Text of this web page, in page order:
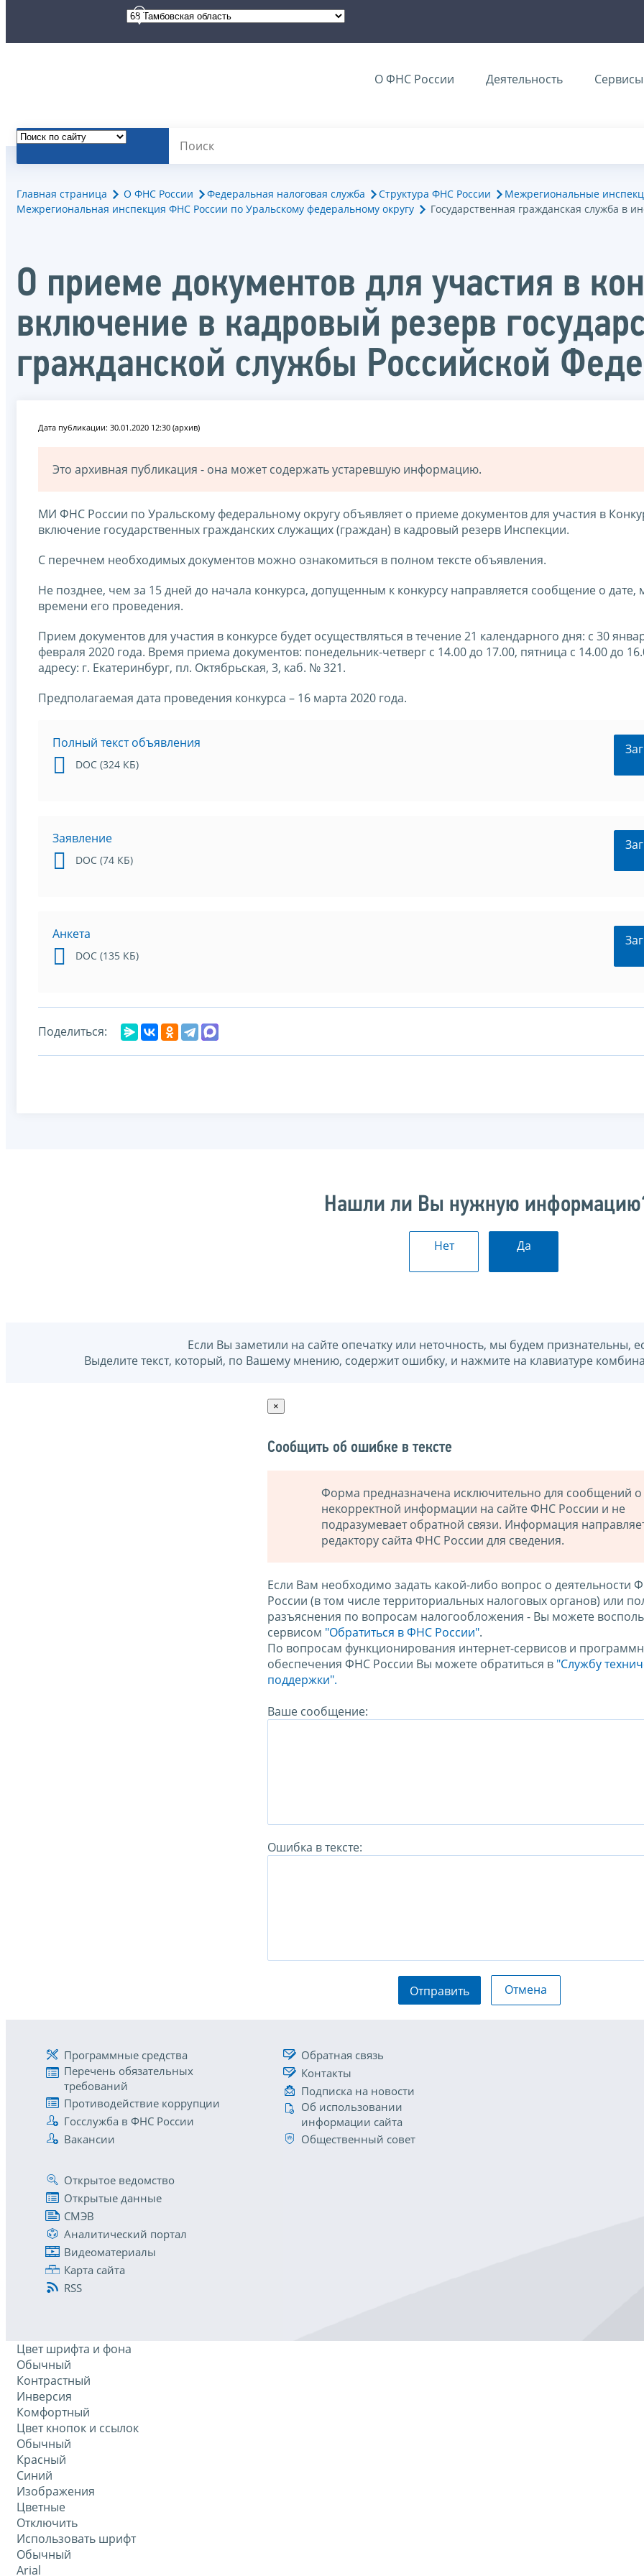
О ФНС России Деятельность Сервисы
Главная страница О ФНС России Федеральная налоговая служба Структура ФНС России
Межрегиональные
Межрегиональная инспекция ФНС России по Уральскому федеральному округу
Государственная гражданская служба в
О приеме документов для участия в
включение в кадровый резерв
гражданской службы Российской
Дата публикации: 30.01.2020 12:30 (архив)
Это архивная публикация - она может содержать устаревшую информацию.
МИ ФНС России по Уральскому федеральному округу объявляет о приеме документов для участия в
включение государственных гражданских служащих (граждан) в кадровый резерв Инспекции.
С перечнем необходимых документов можно ознакомиться в полном тексте объявления.
Не позднее, чем за 15 дней до начала конкурса, допущенным к конкурсу направляется сообщение о дате,
времени его проведения.
Прием документов для участия в конкурсе будет осуществляться в течение 21 календарного дня: с 30
февраля 2020 года. Время приема документов: понедельник-четверг с 14.00 до 17.00, пятница с 14.00 до
адресу: г. Екатеринбург, пл. Октябрьская, 3, каб. № 321.
Предполагаемая дата проведения конкурса – 16 марта 2020 года.
Полный текст объявления
DOC (324 КБ)
Заявление
DOC (74 КБ)
Анкета
DOC (135 КБ)
Поделиться:
Нашли ли Вы нужную
Нет Да
Если Вы заметили на сайте опечатку или неточность, мы будем признательны,
Выделите текст, который, по Вашему мнению, содержит ошибку, и нажмите на клавиатуре
×
Сообщить об ошибке в тексте
Форма предназначена исключительно для сообщений о
некорректной информации на сайте ФНС России и не
подразумевает обратной связи. Информация
редактору сайта ФНС России для сведения.
Если Вам необходимо задать какой-либо вопрос о деятельности
России (в том числе территориальных налоговых органов) или
разъяснения по вопросам налогообложения - Вы можете
сервисом "Обратиться в ФНС России".
По вопросам функционирования интернет-сервисов и
обеспечения ФНС России Вы можете обратиться в "Службу
поддержки".
Ваше сообщение:
Ошибка в тексте:
Отправить Отмена
Программные средства
Перечень обязательных
требований
Противодействие коррупции
Госслужба в ФНС России
Вакансии
Обратная связь
Контакты
Подписка на новости
Об использовании
информации сайта
Общественный совет
Открытое ведомство
Открытые данные
СМЭВ
Аналитический портал
Видеоматериалы
Карта сайта
RSS
Цвет шрифта и фона
Обычный
Контрастный
Инверсия
Комфортный
Цвет кнопок и ссылок
Обычный
Красный
Синий
Изображения
Цветные
Отключить
Использовать шрифт
Обычный
Arial